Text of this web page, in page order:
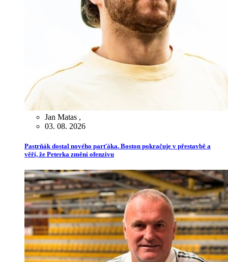
Jan Matas ,
03. 08. 2026
Pastrňák dostal nového parťáka. Boston pokračuje v přestavbě a
věří, že Peterka změní ofenzivu